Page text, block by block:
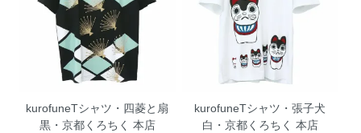
kurofuneTシャツ・四菱と扇
黒・京都くろちく 本店
kurofuneTシャツ・張子犬
白・京都くろちく 本店